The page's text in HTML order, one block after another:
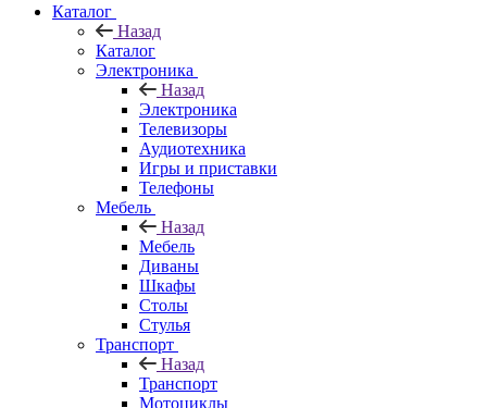
Каталог
Назад
Каталог
Электроника
Назад
Электроника
Телевизоры
Аудиотехника
Игры и приставки
Телефоны
Мебель
Назад
Мебель
Диваны
Шкафы
Столы
Стулья
Транспорт
Назад
Транспорт
Мотоциклы